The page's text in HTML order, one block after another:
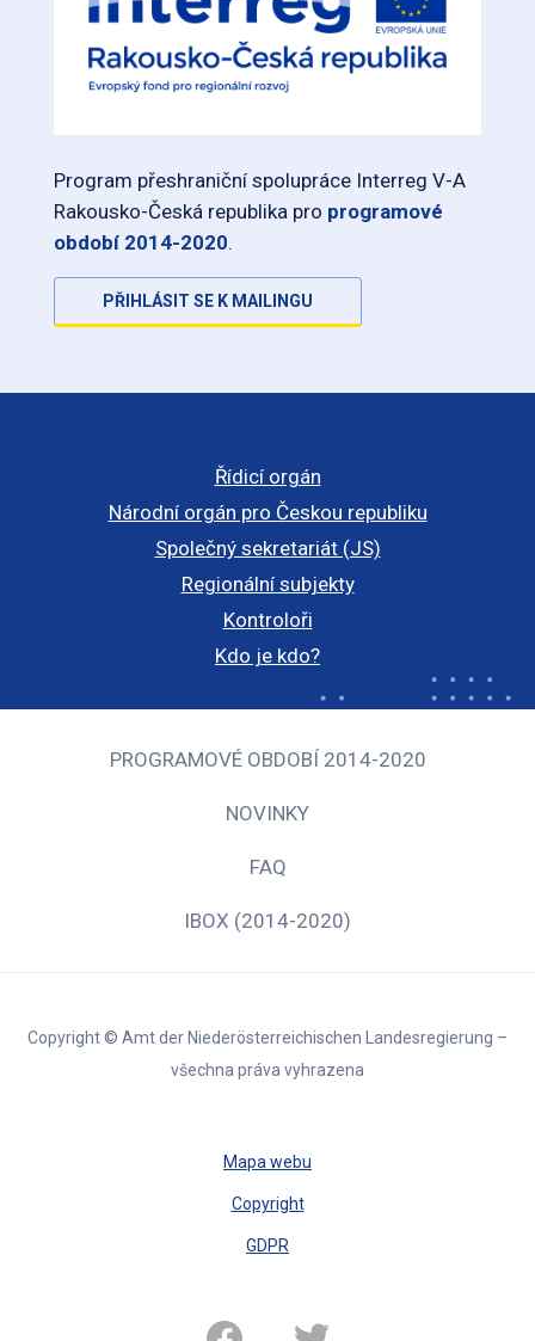
Program přeshraniční spolupráce Interreg V-A
Rakousko-Česká republika pro programové
období 2014-2020.
PŘIHLÁSIT SE K MAILINGU
Řídicí orgán
Národní orgán pro Českou republiku
Společný sekretariát (JS)
Regionální subjekty
Kontroloři
Kdo je kdo?
PROGRAMOVÉ OBDOBÍ 2014-2020
NOVINKY
FAQ
IBOX (2014-2020)
Copyright © Amt der Niederösterreichischen Landesregierung –
všechna práva vyhrazena
Mapa webu
Copyright
GDPR